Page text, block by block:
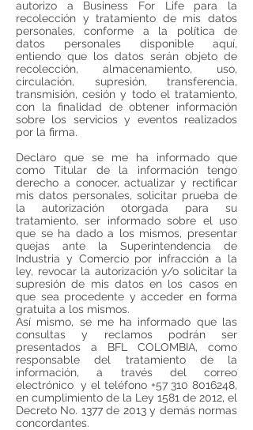
autorizo a Business For Life para la
recolección y tratamiento de mis datos
personales, conforme a la política de
datos personales disponible aquí,
entiendo que los datos serán objeto de
recolección, almacenamiento, uso,
circulación, supresión, transferencia,
transmisión, cesión y todo el tratamiento,
con la finalidad de obtener información
sobre los servicios y eventos realizados
por la firma.
Declaro que se me ha informado que
como Titular de la información tengo
derecho a conocer, actualizar y rectificar
mis datos personales, solicitar prueba de
la autorización otorgada para su
tratamiento, ser informado sobre el uso
que se ha dado a los mismos, presentar
quejas ante la Superintendencia de
Industria y Comercio por infracción a la
ley, revocar la autorización y/o solicitar la
supresión de mis datos en los casos en
que sea procedente y acceder en forma
gratuita a los mismos.
Así mismo, se me ha informado que las
consultas y reclamos podrán ser
presentados a BFL COLOMBIA, como
responsable del tratamiento de la
información, a través del correo
electrónico y el teléfono +57 310 8016248,
en cumplimiento de la Ley 1581 de 2012, el
Decreto No. 1377 de 2013 y demás normas
concordantes.